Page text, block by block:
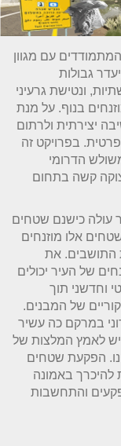
ערביים המתמודדים עם מגוון
גבולות
ונטישת גרעיני
בנוף. על מנת
יצירתית ולרתום
בפרויקט זה
הדרומי
קשה בתחום
עולה כישנם שטחים
אלו מוזנחים
התושבים. את
של העיר יכולים
וחדשני תוך
של המבנים.
במרקם כה עשיר
יש לאמץ המלצות של
הפקעת שטחים
להיכרך באמונה
והתחשבות